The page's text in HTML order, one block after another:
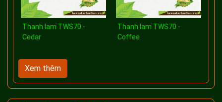
Thanh lam TWS70 -
Cedar
Thanh lam TWS70 -
Coffee
Xem thêm